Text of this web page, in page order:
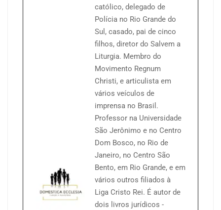
católico, delegado de
Polícia no Rio Grande do
Sul, casado, pai de cinco
filhos, diretor do Salvem a
Liturgia. Membro do
Movimento Regnum
Christi, e articulista em
vários veículos de
imprensa no Brasil.
Professor na Universidade
São Jerônimo e no Centro
Dom Bosco, no Rio de
Janeiro, no Centro São
Bento, em Rio Grande, e em
vários outros filiados à
Liga Cristo Rei. É autor de
dois livros jurídicos -